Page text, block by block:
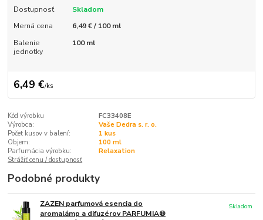
Dostupnosť
Skladom
Merná cena
6,49 € / 100 ml
Balenie
jednotky
100 ml
6,49 €/ks
Kód výrobku
FC33408E
Výrobca:
Vaše Dedra s. r. o.
Počet kusov v balení:
1 kus
Objem:
100 ml
Parfumácia výrobku:
Relaxation
Strážiť cenu / dostupnosť
Podobné produkty
ZAZEN parfumová esencia do
aromalámp a difuzérov PARFUMIA®
Skladom